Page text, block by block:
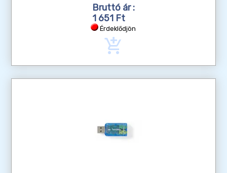
Bruttó ár :
1 651 Ft
Érdeklődjön
add_shopping_cart